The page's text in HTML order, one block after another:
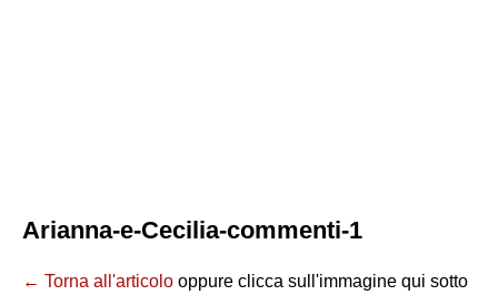
Arianna-e-Cecilia-commenti-1
← Torna all'articolo oppure clicca sull'immagine qui sotto